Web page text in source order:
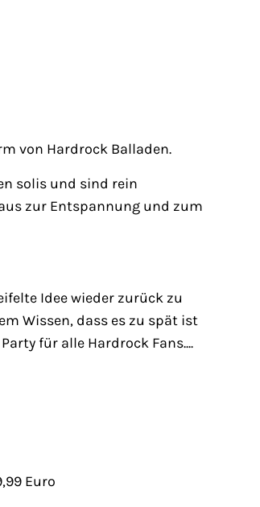
von Hardrock Balladen.
solis und sind rein
zur Entspannung und zum
Idee wieder zurück zu
Wissen, dass es zu spät ist
für alle Hardrock Fans....
Euro